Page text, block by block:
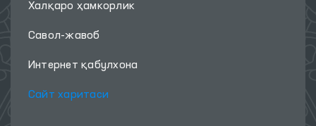
Халқаро ҳамкорлик
Савол-жавоб
Интернет қабулхона
Сайт харитаси